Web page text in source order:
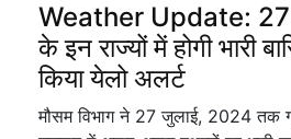
Weather Update:
के इन राज्यों में होगी भारी
किया येलो अलर्ट
मौसम विभाग ने 27 जुलाई, 2024 तक